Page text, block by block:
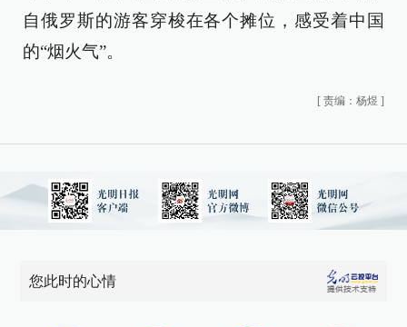
自俄罗斯的游客穿梭在各个摊位，感受着中国
的“烟火气”。
[ 责编：杨煜 ]
您此时的心情